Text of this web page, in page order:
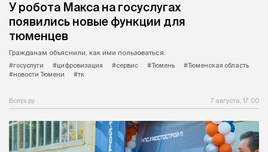
У робота Макса на госуслугах
появились новые функции для
тюменцев
Гражданам объяснили, как ими пользоваться.
#госуслуги
#цифровизация #сервис #Тюмень
#Тюменская область
#новости Тюмени
#тк
Вслух.ру 7 августа, 17:00